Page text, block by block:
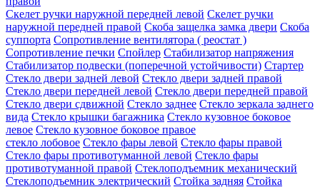
Скелет ручки наружной передней левой Скелет ручки
наружной передней правой Скоба защелка замка двери Скоба
суппорта Сопротивление вентилятора ( реостат )
Сопротивление печки Спойлер Стабилизатор напряжения
Стабилизатор подвески (поперечной устойчивости) Стартер
Стекло двери задней левой Стекло двери задней правой
Стекло двери передней левой Стекло двери передней правой
Стекло двери сдвижной Стекло заднее Стекло зеркала заднего
вида Стекло крышки багажника Стекло кузовное боковое
левое Стекло кузовное боковое правое
стекло лобовое Стекло фары левой Стекло фары правой
Стекло фары противотуманной левой Стекло фары
противотуманной правой Стеклоподъемник механический
Стеклоподъемник электрический Стойка задняя Стойка